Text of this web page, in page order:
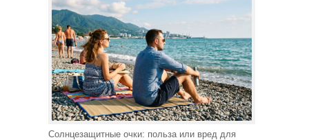
Солнцезащитные очки: польза или вред для